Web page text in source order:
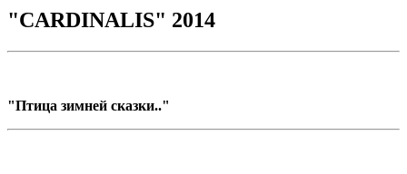
"CARDINALIS" 2014
"Птица зимней сказки.."